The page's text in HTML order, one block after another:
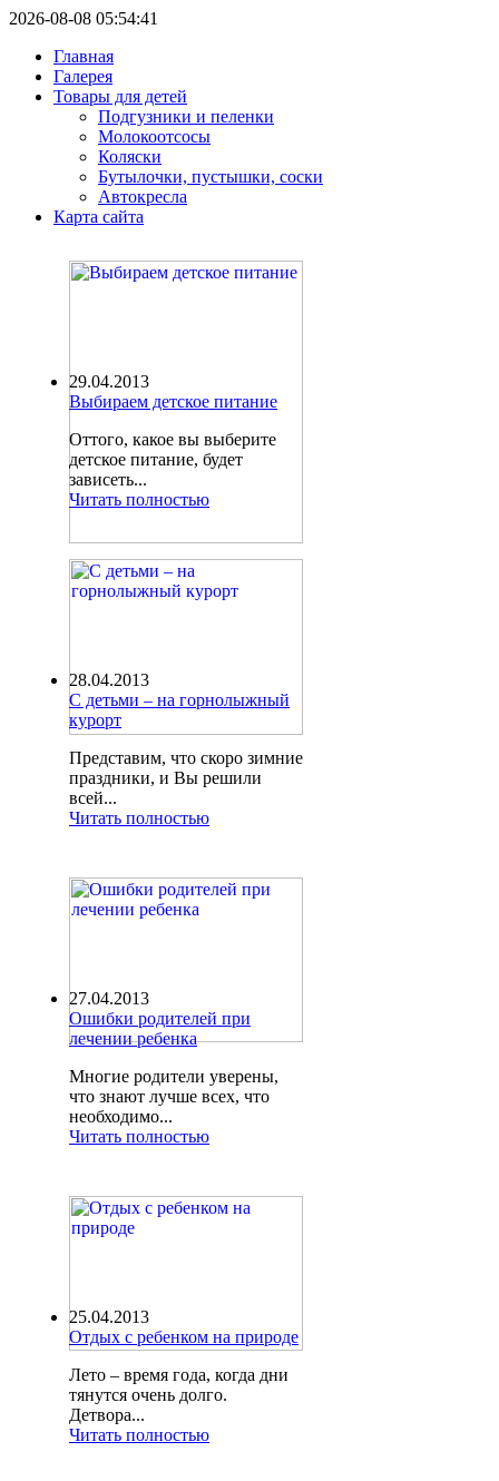
2026-08-08 05:54:41
Главная
Галерея
Товары для детей
Подгузники и пеленки
Молокоотсосы
Коляски
Бутылочки, пустышки, соски
Автокресла
Карта сайта
29.04.2013
Выбираем детское питание
Оттого, какое вы выберите
детское питание, будет
зависеть...
Читать полностью
28.04.2013
С детьми – на горнолыжный
курорт
Представим, что скоро зимние
праздники, и Вы решили
всей...
Читать полностью
27.04.2013
Ошибки родителей при
лечении ребенка
Многие родители уверены,
что знают лучше всех, что
необходимо...
Читать полностью
25.04.2013
Отдых с ребенком на природе
Лето – время года, когда дни
тянутся очень долго.
Детвора...
Читать полностью